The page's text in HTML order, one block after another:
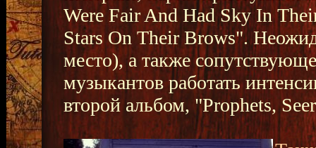
Were Fair And Had Sky In
Stars On Their Brows".
место), а также
музыкантов работать
второй альбом, "Prophets,